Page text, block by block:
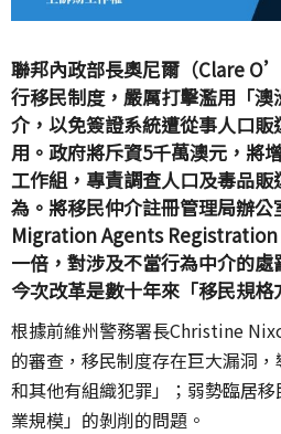
聯邦內政部長奧尼爾（Clare
行移民制度，嚴厲打擊濫用「
介，以免簽證系統遭從事人口
用。政府將斥資5千萬澳元，將
工作組，專責調查人口及毒品
為。將移民仲介註冊管理局辦
Migration Agents
一倍，對涉及不當行為中介的
今次改革是數十年來「移民規格
根據前維州警務署長Christine
的審查，移民制度存在巨大漏洞
和其他有組織犯罪」；弱勢臨居
業規模」的剝削的問題。